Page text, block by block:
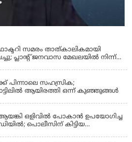
സമരം താത്കാലികമായി
പ്ലാൻ്റ് ജനവാസ മേഖലയിൽ നിന്ന്
പിന്നാലെ സഹസ്രിക;
ആയിരത്തി ഒന്ന് കുഞ്ഞുങ്ങള്‍
ഒളിവിൽ പോകാൻ ഉപയോഗിച്ച
പൊലീസിന് കിട്ടിയ